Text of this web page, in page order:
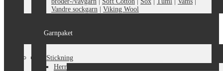
Vandre sockgarn | Viking Wool
Garnpaket
Stickning
Herr